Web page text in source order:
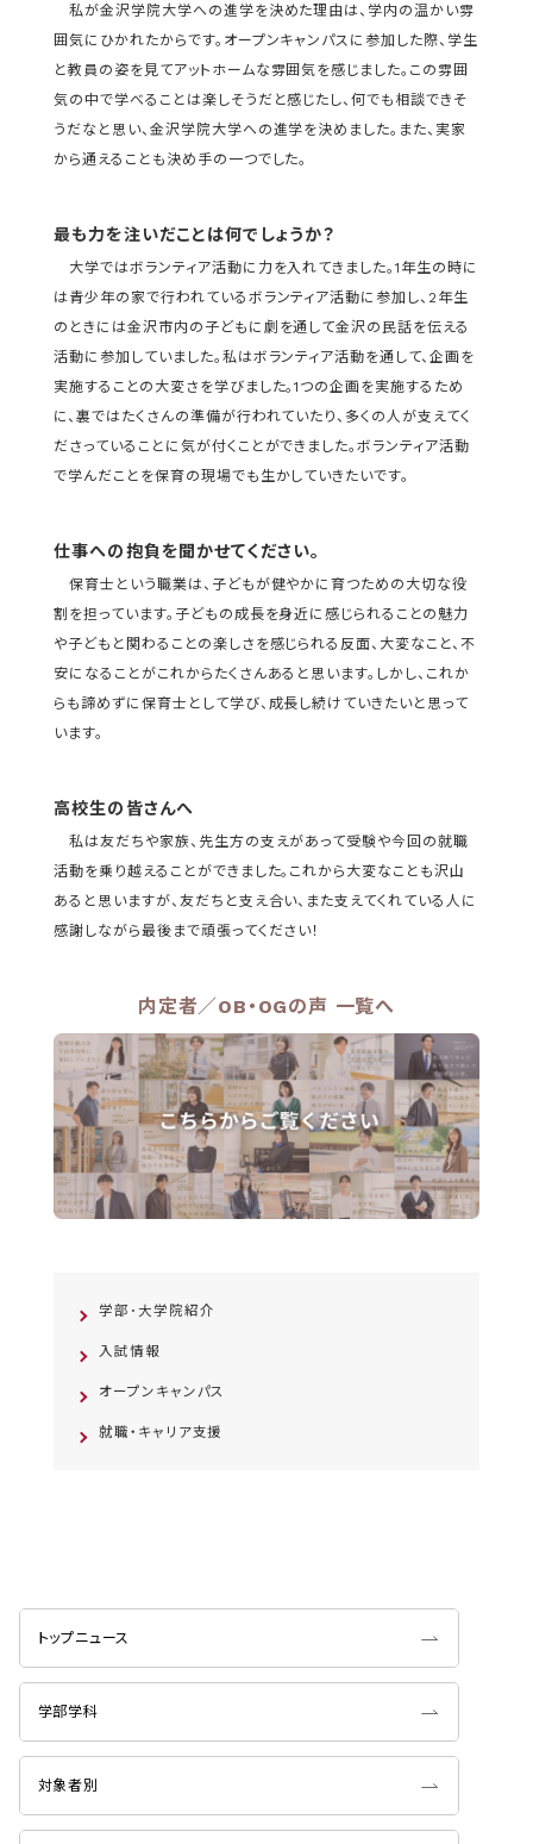
私が金沢学院大学への進学を決めた理由は、学内の温かい雰
囲気にひかれたからです。オープンキャンパスに参加した際、学生
と教員の姿を見てアットホームな雰囲気を感じました。この雰囲
気の中で学べることは楽しそうだと感じたし、何でも相談できそ
うだなと思い、金沢学院大学への進学を決めました。また、実家
から通えることも決め手の一つでした。
最も力を注いだことは何でしょうか？
大学ではボランティア活動に力を入れてきました。1年生の時に
は青少年の家で行われているボランティア活動に参加し、2年生
のときには金沢市内の子どもに劇を通して金沢の民話を伝える
活動に参加していました。私はボランティア活動を通して、企画を
実施することの大変さを学びました。1つの企画を実施するため
に、裏ではたくさんの準備が行われていたり、多くの人が支えてく
ださっていることに気が付くことができました。ボランティア活動
で学んだことを保育の現場でも生かしていきたいです。
仕事への抱負を聞かせてください。
保育士という職業は、子どもが健やかに育つための大切な役
割を担っています。子どもの成長を身近に感じられることの魅力
や子どもと関わることの楽しさを感じられる反面、大変なこと、不
安になることがこれからたくさんあると思います。しかし、これか
らも諦めずに保育士として学び、成長し続けていきたいと思って
います。
高校生の皆さんへ
私は友だちや家族、先生方の支えがあって受験や今回の就職
活動を乗り越えることができました。これから大変なことも沢山
あると思いますが、友だちと支え合い、また支えてくれている人に
感謝しながら最後まで頑張ってください！
内定者／OB・OGの声 一覧へ
学部･大学院紹介
入試情報
オープンキャンパス
就職・キャリア支援
トップニュース
学部学科
対象者別